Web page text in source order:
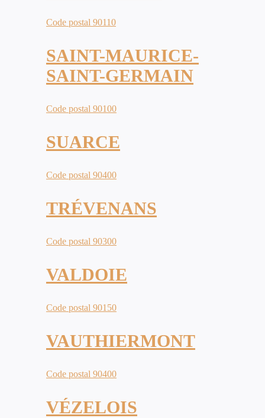
Code postal 90110
SAINT-MAURICE-
SAINT-GERMAIN
Code postal 90100
SUARCE
Code postal 90400
TRÉVENANS
Code postal 90300
VALDOIE
Code postal 90150
VAUTHIERMONT
Code postal 90400
VÉZELOIS